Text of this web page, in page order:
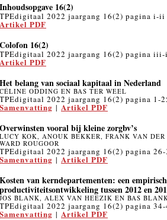
Inhoudsopgave 16(2)
TPEdigitaal 2022 jaargang 16(2) pagina i-ii
Artikel PDF
Colofon 16(2)
TPEdigitaal 2022 jaargang 16(2) pagina
Artikel PDF
Het belang van sociaal kapitaal in Nederland
CÉLINE ODDING EN BAS TER WEEL
TPEdigitaal 2022 jaargang 16(2) pagina 1-
Samenvatting | Artikel PDF
Overwinsten vooral bij kleine zorgbv’s
LUCY KOK, ANOUK BEKKER, FRANK VAN
WARD ROUGOOR
TPEdigitaal 2022 jaargang 16(2) pagina
Samenvatting | Artikel PDF
Kosten van kerndepartementen: een
productiviteitsontwikkeling tussen 2012 en
JOS BLANK, ALEX VAN HEEZIK EN BAS
TPEdigitaal 2022 jaargang 16(2) pagina
Samenvatting | Artikel PDF